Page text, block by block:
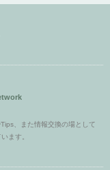
、また情報交換の場として
ます。